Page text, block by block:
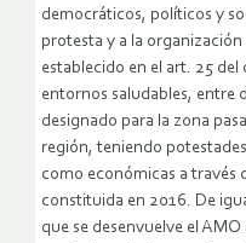
democráticos, políticos y
protesta y a la
establecido en el art. 25
entornos saludables, entre
designado para la zona
región, teniendo
como económicas a través
constituida en 2016. De
que se desenvuelve el